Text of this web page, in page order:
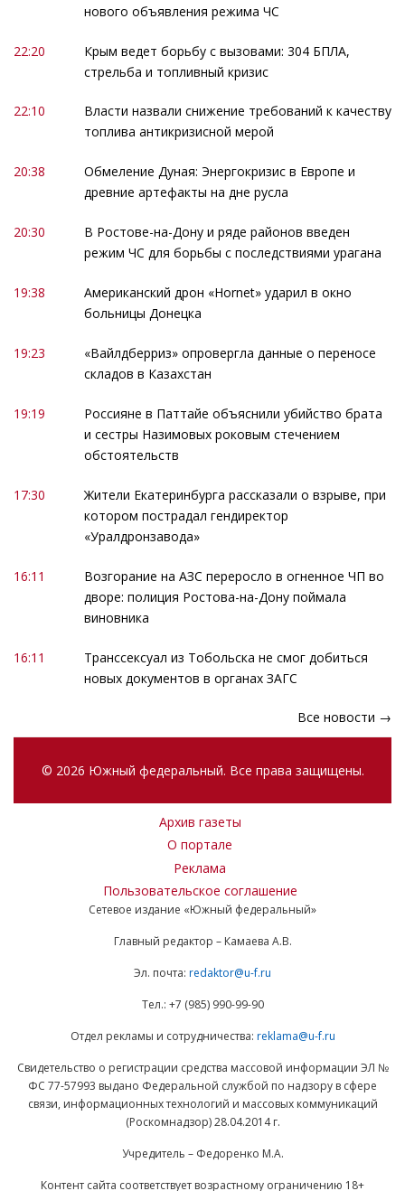
нового объявления режима ЧС
22:20
Крым ведет борьбу с вызовами: 304 БПЛА,
стрельба и топливный кризис
22:10
Власти назвали снижение требований к качеству
топлива антикризисной мерой
20:38
Обмеление Дуная: Энергокризис в Европе и
древние артефакты на дне русла
20:30
В Ростове-на-Дону и ряде районов введен
режим ЧС для борьбы с последствиями урагана
19:38
Американский дрон «Hornet» ударил в окно
больницы Донецка
19:23
«Вайлдберриз» опровергла данные о переносе
складов в Казахстан
19:19
Россияне в Паттайе объяснили убийство брата
и сестры Назимовых роковым стечением
обстоятельств
17:30
Жители Екатеринбурга рассказали о взрыве, при
котором пострадал гендиректор
«Уралдронзавода»
16:11
Возгорание на АЗС переросло в огненное ЧП во
дворе: полиция Ростова-на-Дону поймала
виновника
16:11
Транссексуал из Тобольска не смог добиться
новых документов в органах ЗАГС
Все новости →
© 2026 Южный федеральный. Все права защищены.
Архив газеты
О портале
Реклама
Пользовательское соглашение
Сетевое издание «Южный федеральный»
Главный редактор – Камаева А.В.
Эл. почта: redaktor@u-f.ru
Тел.: +7 (985) 990-99-90
Отдел рекламы и сотрудничества: reklama@u-f.ru
Свидетельство о регистрации средства массовой информации ЭЛ №
ФС 77-57993 выдано Федеральной службой по надзору в сфере
связи, информационных технологий и массовых коммуникаций
(Роскомнадзор) 28.04.2014 г.
Учредитель – Федоренко М.А.
Контент сайта соответствует возрастному ограничению 18+